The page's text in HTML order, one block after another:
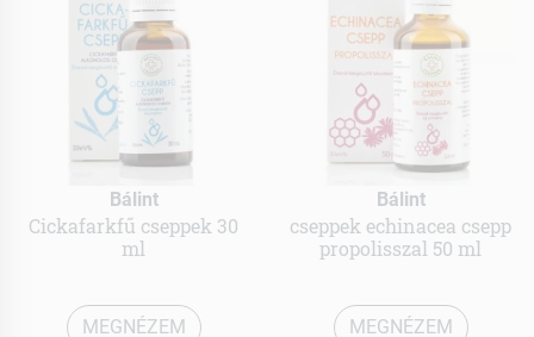
Bálint
Cickafarkfű cseppek 30
ml
MEGNÉZEM
Bálint
cseppek echinacea csepp
propolisszal 50 ml
MEGNÉZEM